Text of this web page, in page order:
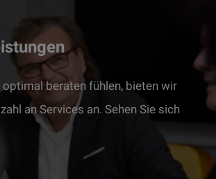
optimal beraten fühlen, bieten wir
an Services an. Sehen Sie sich